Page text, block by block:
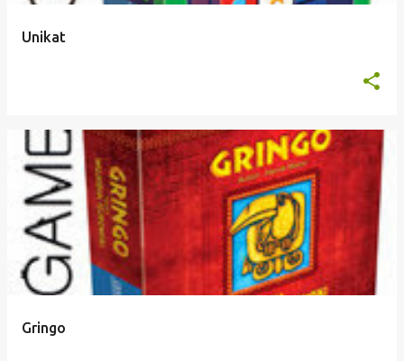
Unikat
Gringo